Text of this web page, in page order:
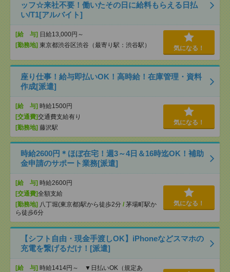
ッフ☆来社不要！働いたその日に給料もらえる日払
い/T1[アルバイト]
[給 与] 日給13,000円～
[勤務地] 東京都渋谷区渋谷（最寄り駅：渋谷駅） 気になる！
座り仕事！給与即払いOK！高時給！在庫管理・資料
作成[派遣]
[給 与] 時給1500円
[交通費]交通費支給有り
[勤務地] 藤沢駅
気になる！
時給2600円＊ほぼ在宅！週3～4日＆16時迄OK！補助
金申請のサポート業務[派遣]
[給 与] 時給2600円
[交通費]全額支給
[勤務地] 八丁堀(東京都)駅から徒歩2分 / 茅場町駅か
ら徒歩6分
気になる！
【シフト自由・現金手渡しOK】iPhoneなどスマホの
充電を繋げるだけ！[派遣]
[給 与] 時給1414円～ ▼日払いOK（規定あ